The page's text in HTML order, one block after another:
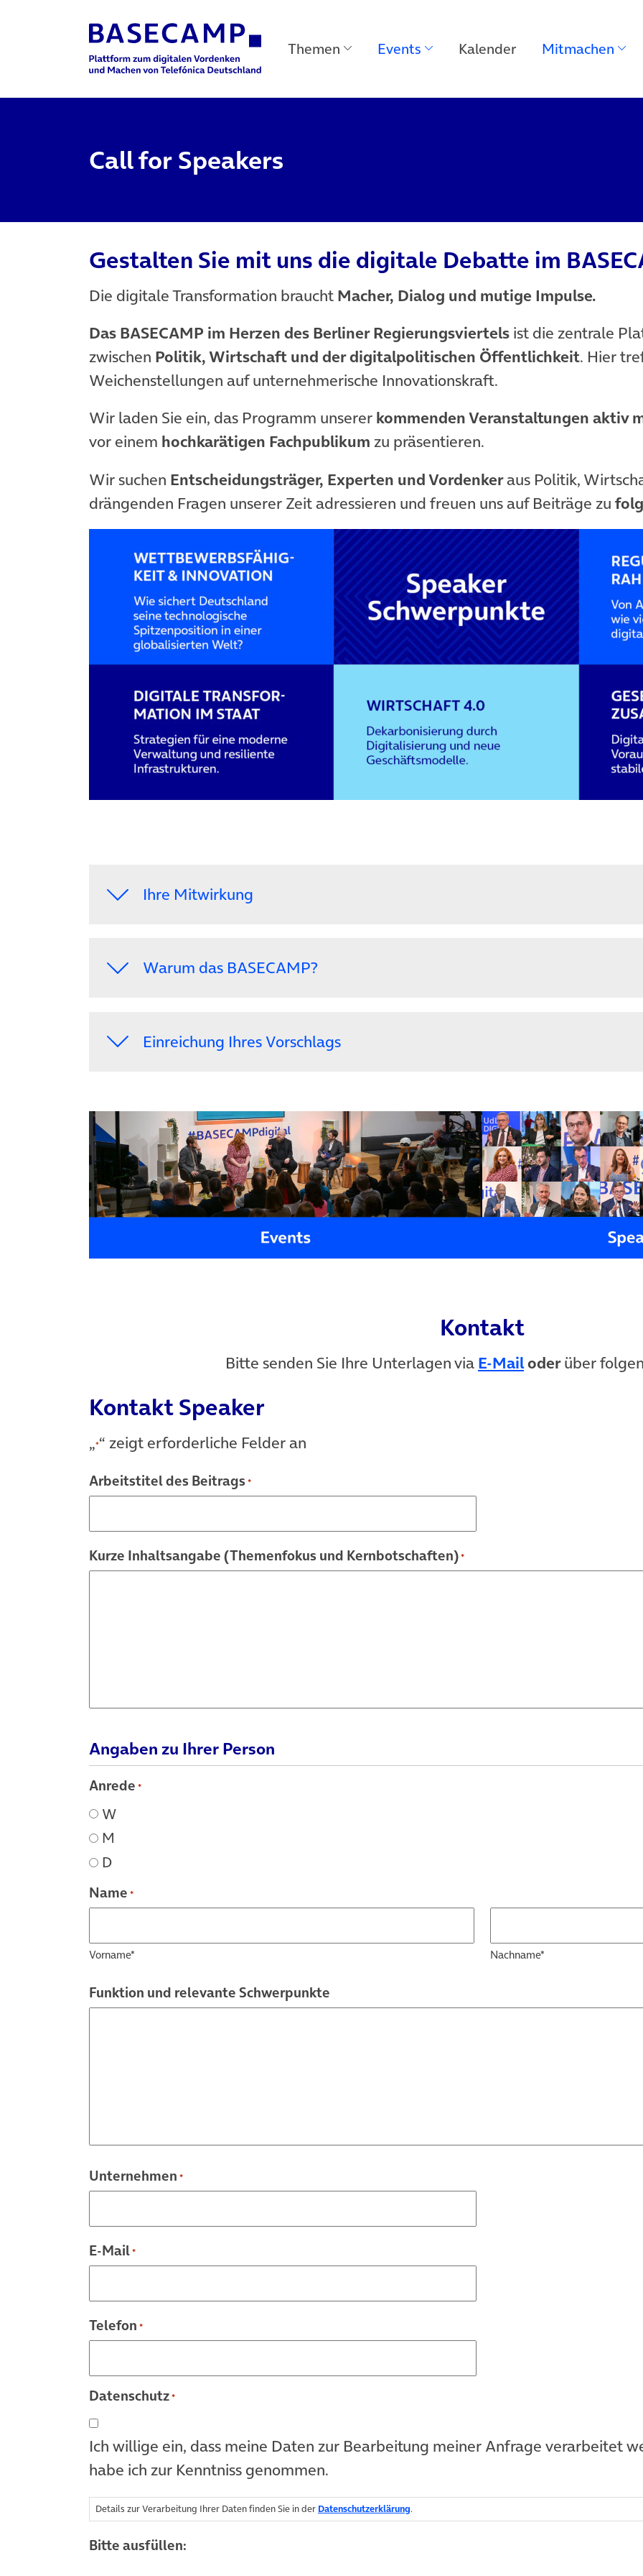
Main Navigation Themen Events Kalender Mitmachen
Call for Speakers
Gestalten Sie mit uns die digitale Debatte im
Die digitale Transformation braucht Macher, Dialog und mutige Impulse.
Das BASECAMP im Herzen des Berliner Regierungsviertels ist die zentrale
zwischen Politik, Wirtschaft und der digitalpolitischen Öffentlichkeit. Hier
Weichenstellungen auf unternehmerische Innovationskraft.
Wir laden Sie ein, das Programm unserer kommenden Veranstaltungen aktiv
vor einem hochkarätigen Fachpublikum zu präsentieren.
Wir suchen Entscheidungsträger, Experten und Vordenkeraus Politik,
drängenden Fragen unserer Zeit adressieren und freuen uns auf Beiträge zu
Ihre Mitwirkung
Warum das BASECAMP?
Einreichung Ihres Vorschlags
(öffnet in neuem Tab)
Kontakt
Bitte senden Sie Ihre Unterlagen via E-Mailoderüber
Kontakt Speaker
„*“ zeigt erforderliche Felder an
Arbeitstitel des Beitrags*
Kurze Inhaltsangabe (Themenfokus und Kernbotschaften)*
Angaben zu Ihrer Person
Anrede *
W
M
D
Name *
Vorname* Nachname*
Funktion und relevante Schwerpunkte
Unternehmen *
E-Mail*
Telefon *
Datenschutz*
Ich willige ein, dass meine Daten zur Bearbeitung meiner Anfrage verarbeitet
habe ich zur Kenntniss genommen.
Details zur Verarbeitung Ihrer Daten finden Sie in der Datenschutzerklärung.
Bitte ausfüllen: